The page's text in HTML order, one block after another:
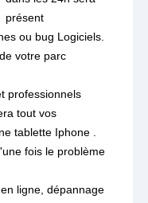
présent
ou bug Logiciels.
votre parc
professionnels
tout vos
tablette Iphone .
fois le problème
ligne, dépannage